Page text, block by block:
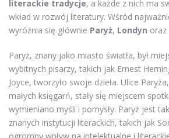
literackie tradycje, a każde z nich ma
wkład w rozwój literatury. Wśród
wyróżnia się głównie Paryż, Londyn oraz
Paryż, znany jako miasto światła, był
wybitnych pisarzy, takich jak Ernest
Joyce, tworzyło swoje dzieła. Ulice
małych księgarń, stały się miejscem
wymieniano myśli i pomysły. Paryż jest
znanych instytucji literackich, takich jak